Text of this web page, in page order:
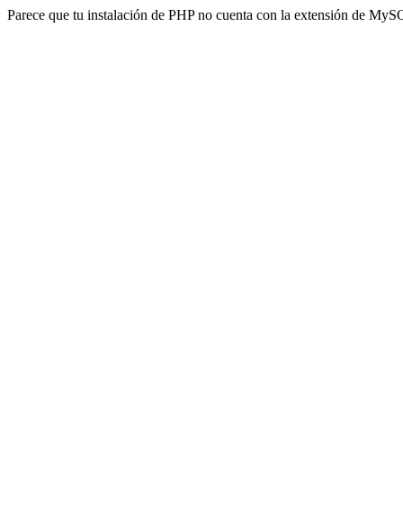
Parece que tu instalación de PHP no cuenta con la extensión de